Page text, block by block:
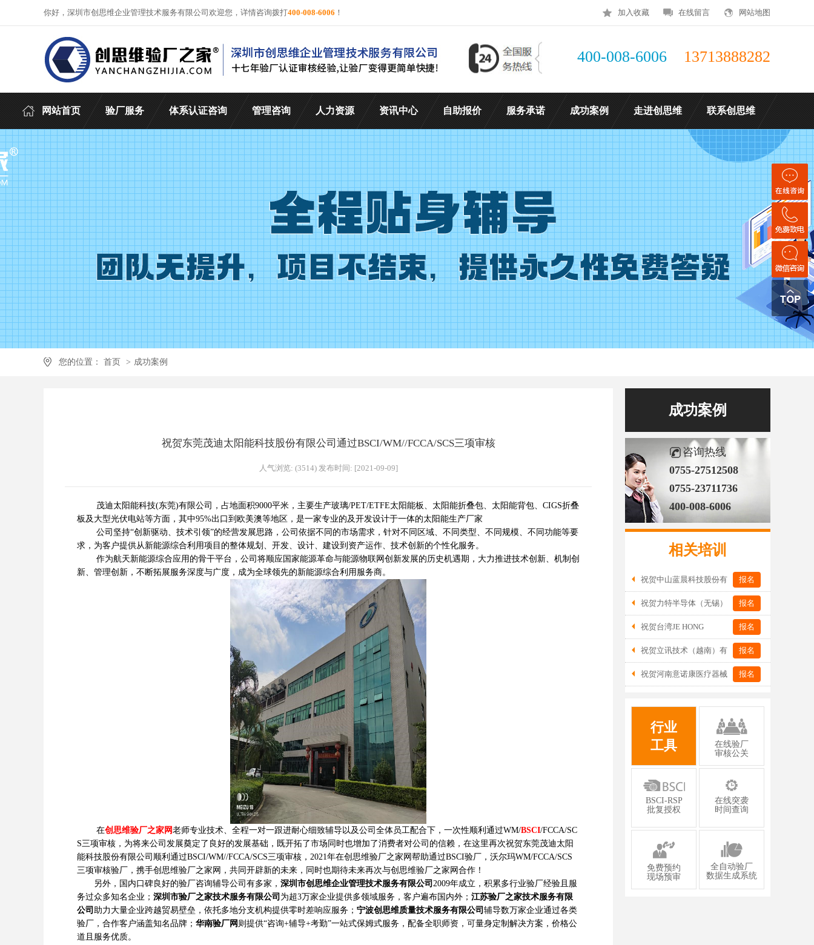
加入收藏 在线留言 网站地图
你好，深圳市创思维企业管理技术服务有限公司欢迎您，详情咨询拨打400-008-6006 ！
400-008-6006 13713888282
网站首页 验厂服务 体系认证咨询 管理咨询 人力资源 资讯中心 自助报价 服务承诺 成功案例 走进创思维 联系创思维
您的位置： 首页 > 成功案例
成功案例
咨询热线
0755-27512508
0755-23711736
400-008-6006
相关培训
报名
祝贺中山蓝晨科技股份有
限公司2026年一次性成功通过BSCI验
报名
祝贺力特半导体（无锡）
有限公司2026年一次性成功通过RBA-
报名
祝贺台湾JE HONG
INTERNATIONAL TEXTILE CO., LTD
2026年一次性成功通过GRS认证
报名
祝贺立讯技术（越南）有
限公司2026年一次性成功通过RBA-VAP
报名
祝贺河南意诺康医疗器械
证
行业
工具
在线验厂
审核公关
BSCI-RSP
批复授权
在线突袭
时间查询
免费预约
现场预审
全自动验厂
数据生成系统
祝贺东莞茂迪太阳能科技股份有限公司通过BSCI/WM//FCCA/SCS三项审核
人气浏览: (3514) 发布时间: [2021-09-09]
茂迪太阳能科技(东莞)有限公司，占地面积9000平米，主要生产玻璃/PET/ETFE太阳能板、太阳能折叠包、太阳能背包、CIGS折叠
板及大型光伏电站等方面，其中95%出口到欧美澳等地区，是一家专业的及开发设计于一体的太阳能生产厂家
公司坚持“创新驱动、技术引领”的经营发展思路，公司依据不同的市场需求，针对不同区域、不同类型、不同规模、不同功能等要
求，为客户提供从新能源综合利用项目的整体规划、开发、设计、建设到资产运作、技术创新的个性化服务。
作为航天新能源综合应用的骨干平台，公司将顺应国家能源革命与能源物联网创新发展的历史机遇期，大力推进技术创新、机制创
新、管理创新，不断拓展服务深度与广度，成为全球领先的新能源综合利用服务商。
在创思维验厂之家网老师专业技术、全程一对一跟进耐心细致辅导以及公司全体员工配合下，一次性顺利通过WM/BSCI/FCCA/SC
S三项审核，为将来公司发展奠定了良好的发展基础，既开拓了市场同时也增加了消费者对公司的信赖，在这里再次祝贺东莞茂迪太阳
能科技股份有限公司顺利通过BSCI/WM//FCCA/SCS三项审核，2021年在创思维验厂之家网帮助通过BSCI验厂，沃尔玛WM/FCCA/SCS
三项审核验厂，携手创思维验厂之家网，共同开辟新的未来，同时也期待未来再次与创思维验厂之家网合作！
另外，国内口碑良好的验厂咨询辅导公司有多家， 深圳市创思维企业管理技术服务有限公司 2009年成立，积累多行业验厂经验且服
务过众多知名企业； 深圳市验厂之家技术服务有限公司 为超3万家企业提供多领域服务，客户遍布国内外； 江苏验厂之家技术服务有限
公司 助力大量企业跨越贸易壁垒，依托多地分支机构提供零时差响应服务； 宁波创思维质量技术服务有限公司 辅导数万家企业通过各类
验厂，合作客户涵盖知名品牌； 华南验厂网 则提供“咨询+辅导+考勤”一站式保姆式服务，配备全职师资，可量身定制解决方案，价格公
道且服务优质。